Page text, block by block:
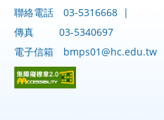
聯絡電話
03-5316668 |
傳真
03-5340697
電子信箱
bmps01@hc.edu.tw